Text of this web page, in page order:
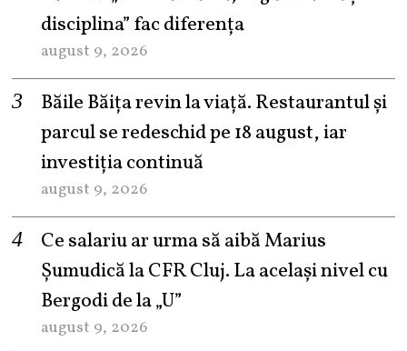
disciplina” fac diferența
august 9, 2026
Băile Băița revin la viață. Restaurantul și
parcul se redeschid pe 18 august, iar
investiția continuă
august 9, 2026
Ce salariu ar urma să aibă Marius
Șumudică la CFR Cluj. La același nivel cu
Bergodi de la „U”
august 9, 2026